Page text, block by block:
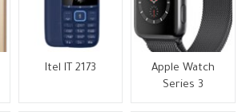
Itel IT 2173
Apple Watch
Series 3